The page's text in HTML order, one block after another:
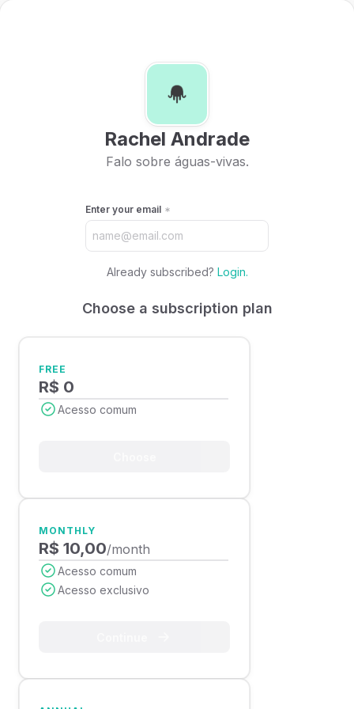
Rachel Andrade
Falo sobre águas-vivas.
Enter your email
Already subscribed? Login.
Choose a subscription plan
FREE
R$ 0
Acesso comum
MONTHLY
R$ 10,00/month
Acesso comum
Acesso exclusivo